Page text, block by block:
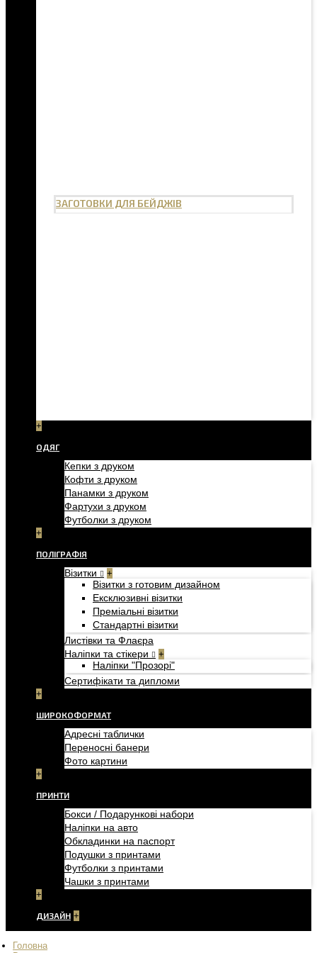
ЗАГОТОВКИ ДЛЯ БЕЙДЖІВ
+
ОДЯГ
Кепки з друком
Кофти з друком
Панамки з друком
Фартухи з друком
Футболки з друком
+
ПОЛІГРАФІЯ
Візитки +
Візитки з готовим дизайном
Ексклюзивні візитки
Преміальні візитки
Стандартні візитки
Листівки та Флаєра
Наліпки та стікери
+
Наліпки "Прозорі"
Сертифікати та дипломи
+
ШИРОКОФОРМАТ
Адресні таблички
Переносні банери
Фото картини
+
ПРИНТИ
Бокси / Подарункові набори
Наліпки на авто
Обкладинки на паспорт
Подушки з принтами
Футболки з принтами
Чашки з принтами
+
ДИЗАЙН +
Головна